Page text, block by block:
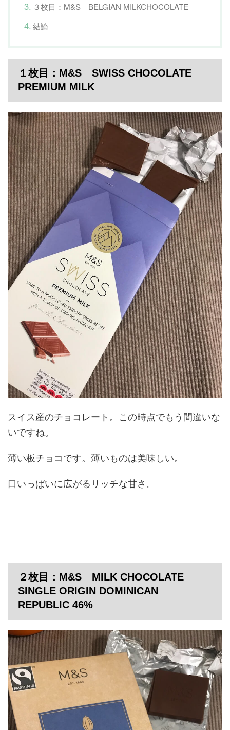
３枚目：M&S BELGIAN MILKCHOCOLATE
結論
１枚目：M&S SWISS CHOCOLATE
PREMIUM MILK
スイス産のチョコレート。この時点でもう間違いな
いですね。
薄い板チョコです。薄いものは美味しい。
口いっぱいに広がるリッチな甘さ。
２枚目：M&S MILK CHOCOLATE
SINGLE ORIGIN DOMINICAN
REPUBLIC 46%